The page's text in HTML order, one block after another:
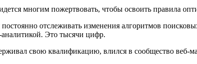
многим пожертвовать, чтобы освоить правила
отслеживать изменения алгоритмов
Это тысячи цифр.
свою квалификацию, влился в сообщество веб-